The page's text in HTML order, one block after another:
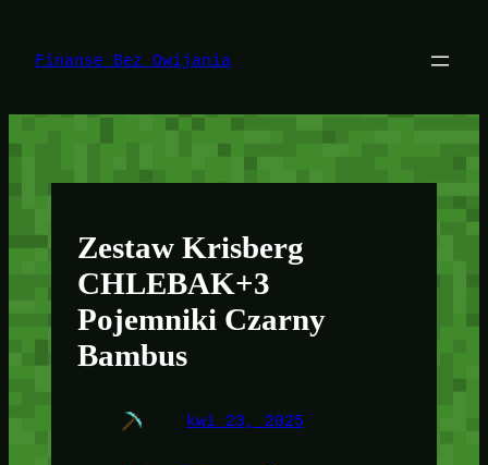
treści
Finanse Bez Owijania
Zestaw Krisberg
CHLEBAK+3
Pojemniki Czarny
Bambus
kwi 23, 2025